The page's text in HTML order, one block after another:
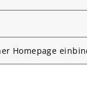
Homepage